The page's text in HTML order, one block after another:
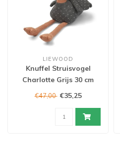
LIEWOOD
Knuffel Struisvogel
Charlotte Grijs 30 cm
€47,00 €35,25